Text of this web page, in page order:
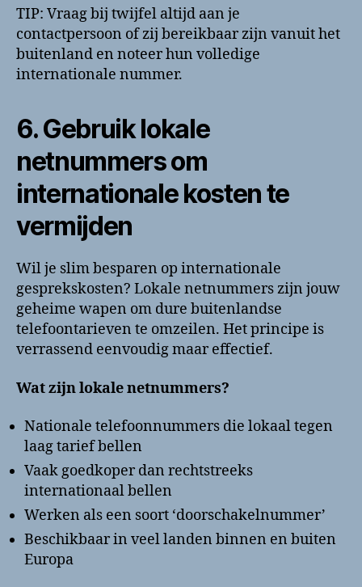
TIP: Vraag bij twijfel altijd aan je
contactpersoon of zij bereikbaar zijn vanuit het
buitenland en noteer hun volledige
internationale nummer.
6. Gebruik lokale
netnummers om
internationale kosten te
vermijden
Wil je slim besparen op internationale
gesprekskosten? Lokale netnummers zijn jouw
geheime wapen om dure buitenlandse
telefoontarieven te omzeilen. Het principe is
verrassend eenvoudig maar effectief.
Wat zijn lokale netnummers?
Nationale telefoonnummers die lokaal tegen
laag tarief bellen
Vaak goedkoper dan rechtstreeks
internationaal bellen
Werken als een soort ‘doorschakelnummer’
Beschikbaar in veel landen binnen en buiten
Europa